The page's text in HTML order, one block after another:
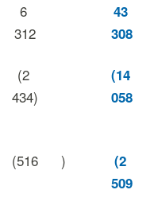
6
312
43
308
(2
434)
(14
058
(516 )
(2
509